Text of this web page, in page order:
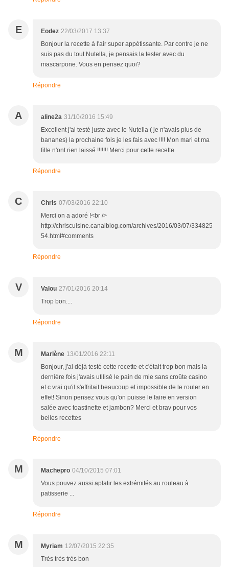
E Eodez 22/03/2017 13:37
Bonjour la recette à l'air super appétissante. Par contre je ne
suis pas du tout Nutella, je pensais la tester avec du
mascarpone. Vous en pensez quoi?
Répondre
A aline2a 31/10/2016 15:49
Excellent j'ai testé juste avec le Nutella ( je n'avais plus de
bananes) la prochaine fois je les fais avec !!!! Mon mari et ma
fille n'ont rien laissé !!!!!!! Merci pour cette recette
Répondre
C Chris 07/03/2016 22:10
Merci on a adoré !<br />
http://chriscuisine.canalblog.com/archives/2016/03/07/334825
54.html#comments
Répondre
V Valou 27/01/2016 20:14
Trop bon....
Répondre
M Marlène 13/01/2016 22:11
Bonjour, j'ai déjà testé cette recette et c'était trop bon mais la
dernière fois j'avais utilisé le pain de mie sans croûte casino
et c vrai qu'il s'effritait beaucoup et impossible de le rouler en
effet! Sinon pensez vous qu'on puisse le faire en version
salée avec toastinette et jambon? Merci et brav pour vos
belles recettes
Répondre
M Machepro 04/10/2015 07:01
Vous pouvez aussi aplatir les extrémités au rouleau à
patisserie ...
Répondre
M Myriam 12/07/2015 22:35
Très très très bon